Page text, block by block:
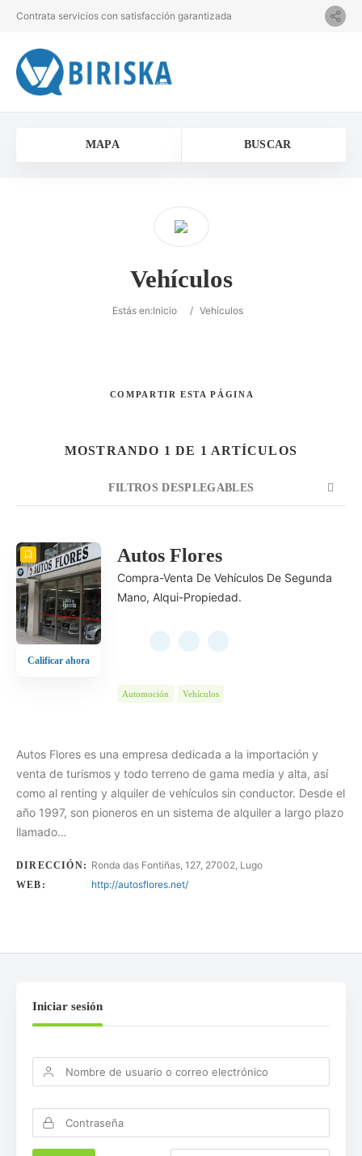
Contrata servicios con satisfacción garantizada
MAPA BUSCAR
Buscar
Vehículos
Estás en:Inicio / Vehículos
COMPARTIR ESTA PÁGINA
MOSTRANDO 1 DE 1 ARTÍCULOS
FILTROS DESPLEGABLES
CUENTA
Calificar ahora
Autos Flores
Compra-Venta De Vehículos De Segunda
Mano, Alqui-Propiedad.
Automoción Vehículos
Autos Flores es una empresa dedicada a la importación y
venta de turismos y todo terreno de gama media y alta, así
como al renting y alquiler de vehículos sin conductor. Desde el
año 1997, son pioneros en un sistema de alquiler a largo plazo
llamado…
DIRECCIÓN: Ronda das Fontiñas, 127, 27002, Lugo
WEB: http://autosflores.net/
Iniciar sesión